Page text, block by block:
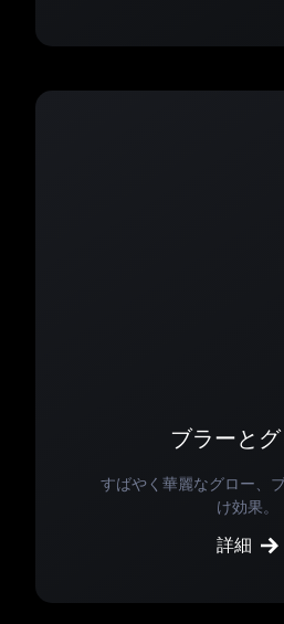
ブラーと
すばやく華麗なグロー、
け効果。
詳細